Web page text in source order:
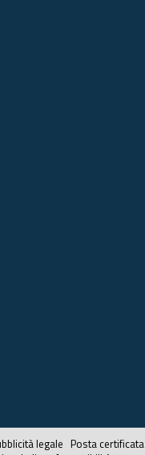
legale Posta certificata